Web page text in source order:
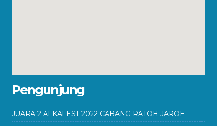
Pengunjung
JUARA 2 ALKAFEST 2022 CABANG RATOH JAROE